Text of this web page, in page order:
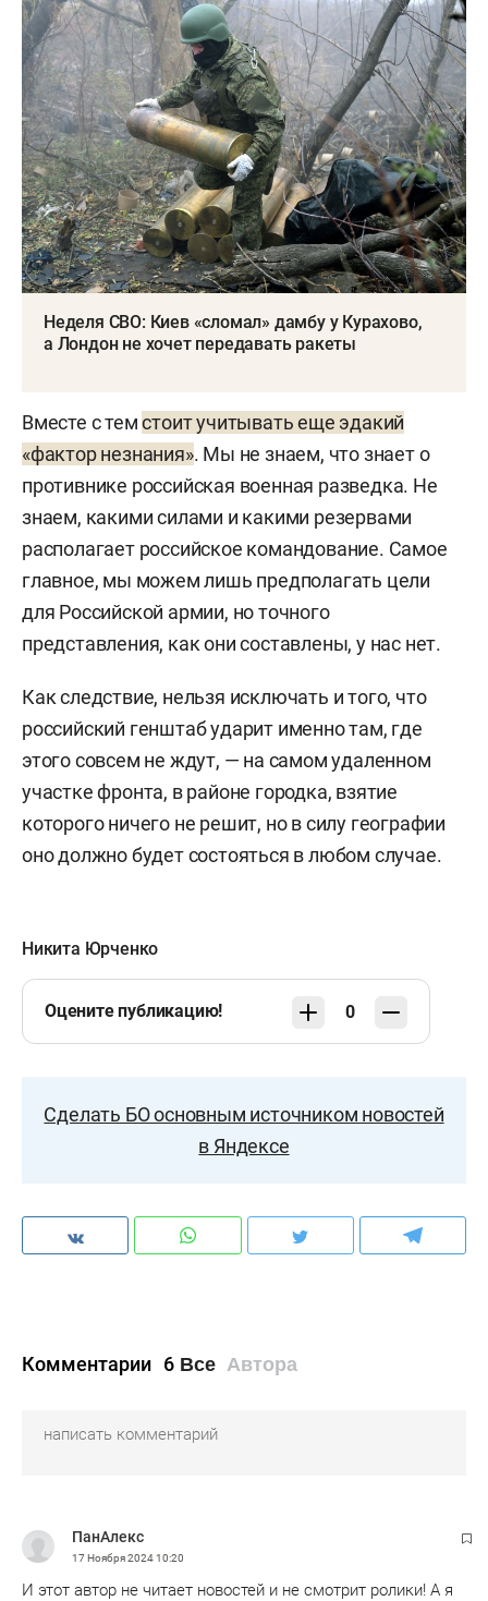
Неделя СВО: Киев «сломал» дамбу у Курахово,
а Лондон не хочет передавать ракеты
Вместе с темстоит учитывать еще эдакий
«фактор незнания». Мы не знаем, что знает о
противнике российская военная разведка. Не
знаем, какими силами и какими резервами
располагает российское командование. Самое
главное, мы можем лишь предполагать цели
для Российской армии, но точного
представления, как они составлены, у нас нет.
Как следствие, нельзя исключать и того, что
российский генштаб ударит именно там, где
этого совсем не ждут, — на самом удаленном
участке фронта, в районе городка, взятие
которого ничего не решит, но в силу географии
оно должно будет состояться в любом случае.
Никита Юрченко
Оцените публикацию! 0
Сделать БО основным источником новостей
в Яндексе
Комментарии 6 Все Автора
ПанАлекс
17 Ноября 202410:20
И этот автор не читает новостей и не смотрит ролики! А я